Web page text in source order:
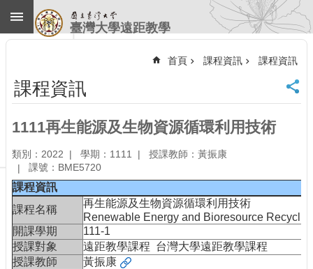
跳到主要內容區塊
尋
回
頁
臺
大
首
頁
計
中
首
頁
臺灣大學遠距教學
首頁 課程資訊 課程資訊
課程資訊
1111再生能源及生物資源循環利用技術
類別：2022 學期：1111
授課教師：黃振康
課號：BME5720
課程資訊
課程名稱
再生能源及生物資源循環利用技術
Renewable Energy and Bioresource
開課學期
111-1
授課對象
遠距教學課程 台灣大學遠距教學課程
授課教師
黃振康